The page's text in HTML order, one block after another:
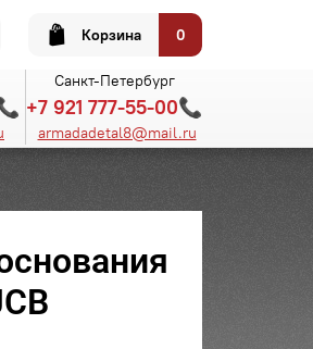
Корзина 0
Санкт-Петербург
+7 921 777-55-00📞
armadadetal8@mail.ru